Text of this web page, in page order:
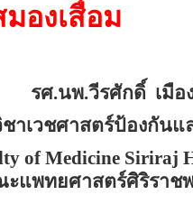
องเสื่อม
รศ.นพ.วีรศักดิ์ เมือ
าเวชศาสตร์ป้องกันแ
of Medicine Siriraj
แพทยศาสตร์ศิริราช